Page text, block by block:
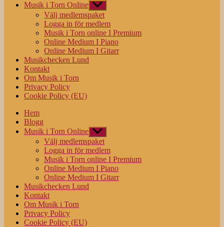
Musik i Torn Online Visa
undermeny
Välj medlemspaket
Logga in för medlem
Musik i Torn online I Premium
Online Medium I Piano
Online Medium I Gitarr
Musikchecken Lund
Kontakt
Om Musik i Torn
Privacy Policy
Cookie Policy (EU)
Hem
Blogg
Musik i Torn Online Visa
undermeny
Välj medlemspaket
Logga in för medlem
Musik i Torn online I Premium
Online Medium I Piano
Online Medium I Gitarr
Musikchecken Lund
Kontakt
Om Musik i Torn
Privacy Policy
Cookie Policy (EU)